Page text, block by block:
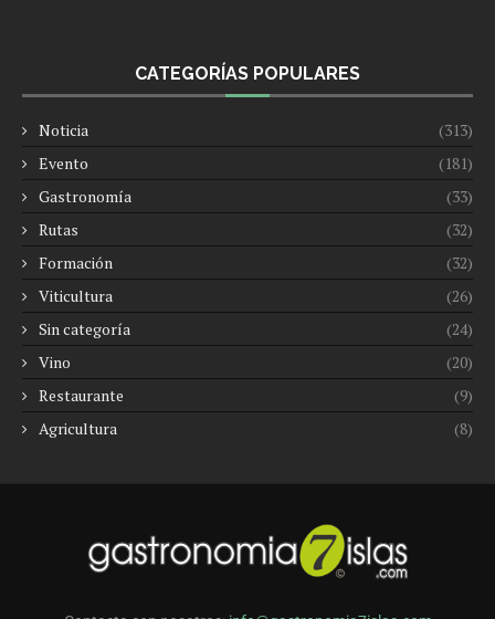
CATEGORÍAS POPULARES
Noticia
(313)
Evento
(181)
Gastronomía
(33)
Rutas
(32)
Formación
(32)
Viticultura
(26)
Sin categoría
(24)
Vino
(20)
Restaurante
(9)
Agricultura
(8)